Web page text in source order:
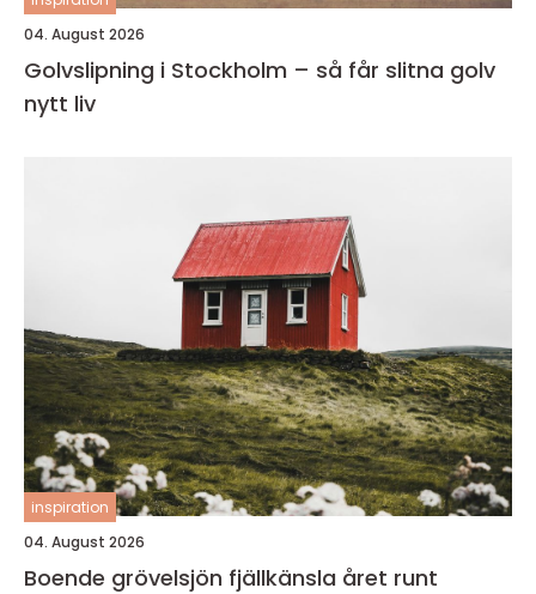
04. August 2026
Golvslipning i Stockholm – så får slitna golv
nytt liv
inspiration
04. August 2026
Boende grövelsjön fjällkänsla året runt